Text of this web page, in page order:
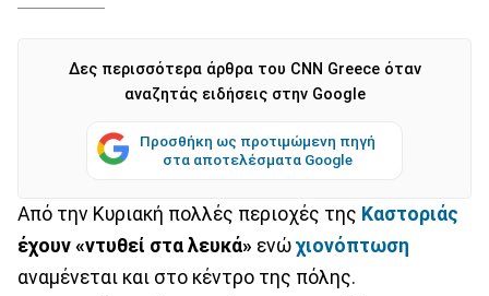
Δες περισσότερα άρθρα του CNN Greece όταν
αναζητάς ειδήσεις στην Google
Προσθήκη ως προτιμώμενη πηγή
στα αποτελέσματα Google
Από την Κυριακή πολλές περιοχές της Καστοριάς
έχουν «ντυθεί στα λευκά» ενώ χιονόπτωση
αναμένεται και στο κέντρο της πόλης.